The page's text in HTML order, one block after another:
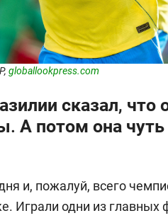
globallookpress.com
сказал,
А потом она чуть
и, пожалуй, всего
Играли одни из главных